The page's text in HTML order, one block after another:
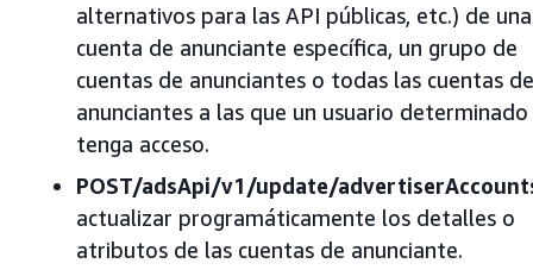
alternativos para las API públicas, etc.) de una
cuenta de anunciante específica, un grupo de
cuentas de anunciantes o todas las cuentas de
anunciantes a las que un usuario determinado
tenga acceso.
POST/adsApi/v1/update/
actualizar programáticamente los detalles o
atributos de las cuentas de anunciante.